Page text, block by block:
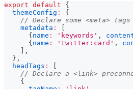
export default
{
themeConfig :
{
// Declare some <meta> tags
metadata :
{ name : 'keywords' ,
{ name : 'twitter:card' ,
,
} ,
headTags :
// Declare a <link>
{